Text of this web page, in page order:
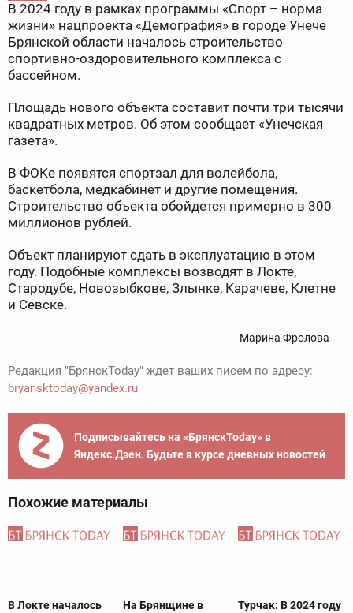
В 2024 году в рамках программы «Спорт – норма
жизни» нацпроекта «Демография» в городе Унече
Брянской области началось строительство
спортивно-оздоровительного комплекса с
бассейном.
Площадь нового объекта составит почти три тысячи
квадратных метров. Об этом сообщает «Унечская
газета».
В ФОКе появятся спортзал для волейбола,
баскетбола, медкабинет и другие помещения.
Строительство объекта обойдется примерно в 300
миллионов рублей.
Объект планируют сдать в эксплуатацию в этом
году. Подобные комплексы возводят в Локте,
Стародубе, Новозыбкове, Злынке, Карачеве, Клетне
и Севске.
Марина Фролова
Редакция "БрянскToday" ждет ваших писем по адресу:
bryansktoday@yandex.ru
Подписывайтесь на «БрянскToday» в
Яндекс.Дзен. Будьте в курсе дневных новостей
Похожие материалы
В Локте началось
На Брянщине в
Турчак: В 2024 году